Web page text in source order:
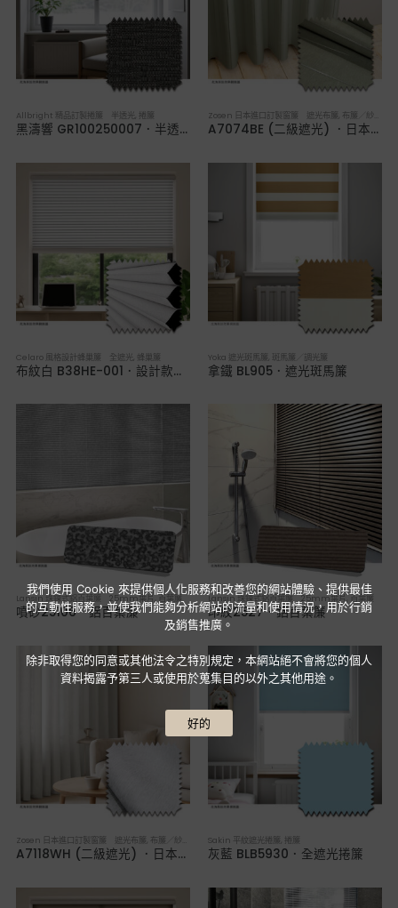
Allbright 精品訂製捲簾 半透光 捲簾
黑濤響 GR100250007．半透光捲簾
Zosen 日本進口訂製窗簾 遮光布簾 布簾／紗簾／窗簾布
A7074BE (二級遮光) ．日本進口訂製遮光布簾
Celaro 風格設計蜂巢簾 全遮光 蜂巢簾
布紋白 B38HE-001．設計款全遮光蜂巢簾
Yoka 遮光斑馬簾 斑馬簾／調光簾
拿鐵 BL905．遮光斑馬簾
Lansin 珠鍊式鋁百葉簾 25mm葉片,百葉簾
噴砂25106．鋁百葉簾
Lansin 珠鍊式鋁百葉簾 25mm葉片, 百葉簾
印紋2527．鋁百葉簾
Zosen 日本進口訂製窗簾 遮光布簾 布簾／紗簾／窗簾布
A7118WH (二級遮光) ．日本進口訂製遮光布簾
Sakin 平紋遮光捲簾 捲簾
灰藍 BLB5930．全遮光捲簾
我們使用 Cookie 來提供個人化服務和改善您的網站體驗、提供最佳
的互動性服務，並使我們能夠分析網站的流量和使用情況，用於行銷
及銷售推廣。
除非取得您的同意或其他法令之特別規定，本網站絕不會將您的個人
資料揭露予第三人或使用於蒐集目的以外之其他用途。
好的